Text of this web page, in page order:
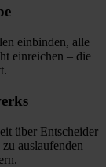
einbinden, alle
einreichen – die
über Entscheider
auslaufenden